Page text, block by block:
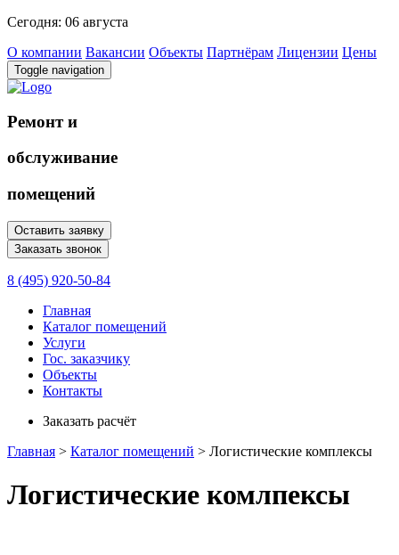
Сегодня: 06 августа
О компании Вакансии Объекты Партнёрам Лицензии Цены
Toggle navigation
Ремонт и
обслуживание
помещений
Оставить заявку
Заказать звонок
8 (495) 920-50-84
Главная
Каталог помещений
Услуги
Гос. заказчику
Объекты
Контакты
Заказать расчёт
Главная > Каталог помещений > Логистические комплексы
Логистические комлпексы